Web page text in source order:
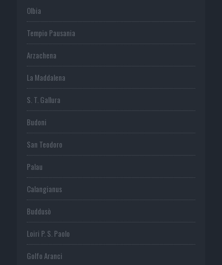
Olbia
Tempio Pausania
Arzachena
La Maddalena
S. T. Gallura
Budoni
San Teodoro
Palau
Calangianus
Buddusò
Loiri P. S. Paolo
Golfo Aranci